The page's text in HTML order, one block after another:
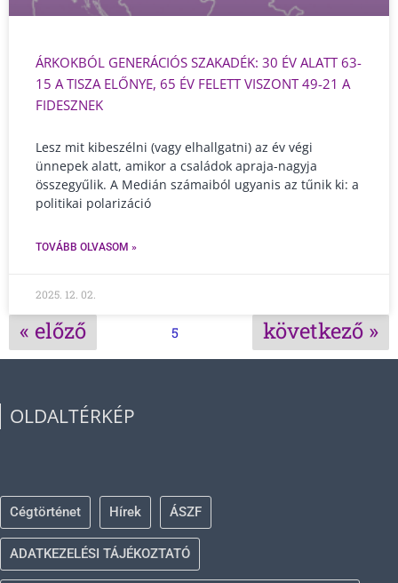
ÁRKOKBÓL GENERÁCIÓS SZAKADÉK: 30 ÉV ALATT 63-
15 A TISZA ELŐNYE, 65 ÉV FELETT VISZONT 49-21 A
FIDESZNEK
Lesz mit kibeszélni (vagy elhallgatni) az év végi
ünnepek alatt, amikor a családok apraja-nagyja
összegyűlik. A Medián számaiból ugyanis az tűnik ki: a
politikai polarizáció
TOVÁBB OLVASOM »
2025. 12. 02.
« előző 5 következő »
OLDALTÉRKÉP
Cégtörténet Hírek ÁSZF
ADATKEZELÉSI TÁJÉKOZTATÓ